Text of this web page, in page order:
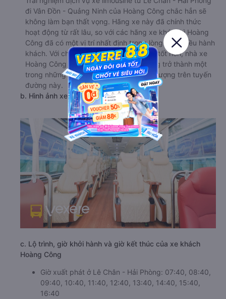
đi Vân Đồn - Quảng Ninh của Hoàng Công chắc hẳn sẽ
không làm bạn thất vọng. Hãng xe này đã chính thức
hoạt động từ rất lâu, so với các hãng xe khác thì Hoàng
Công đã có một vị trí nhất định trong lòng của nhiều hành
khách. Với chất lượng dịch vụ ngày một tốt hơn, nhà xe
Hoàng Công này hoàn toàn có tiềm năng trở thành một
trong những hãng xe hàng đầu về chất lượng trên tuyến
đường này.
b. Hình ảnh xe Hoàng Công
c. Lộ trình, giờ khởi hành và giờ kết thúc của xe khách
Hoàng Công
Giờ xuất phát ở Lê Chân - Hải Phòng: 07:40, 08:40,
09:40, 10:40, 11:40, 12:40, 13:40, 14:40, 15:40,
16:40